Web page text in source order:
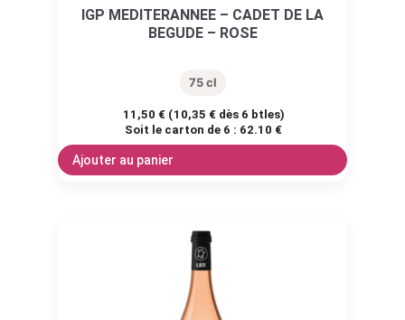
IGP MEDITERANNEE – CADET DE LA
BEGUDE – ROSE
75 cl
11,50 € (10,35 € dès 6 btles)
Soit le carton de 6 : 62.10 €
Ajouter au panier